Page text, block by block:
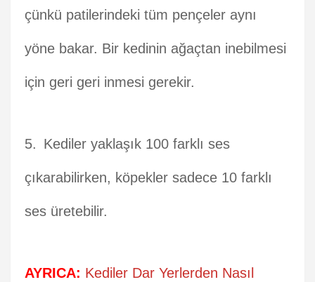
çünkü patilerindeki tüm pençeler aynı
yöne bakar. Bir kedinin ağaçtan inebilmesi
için geri geri inmesi gerekir.
Kediler yaklaşık 100 farklı ses
çıkarabilirken, köpekler sadece 10 farklı
ses üretebilir.
AYRICA: Kediler Dar Yerlerden Nasıl